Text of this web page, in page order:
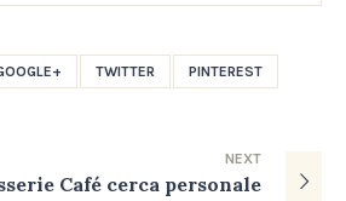
TWITTER PINTEREST
NEXT
Café cerca personale